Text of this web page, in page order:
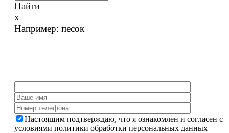
Найти
x
Например: песок
Настоящим подтверждаю, что я ознакомлен и согласен с
условиями политики обработки персональных данных